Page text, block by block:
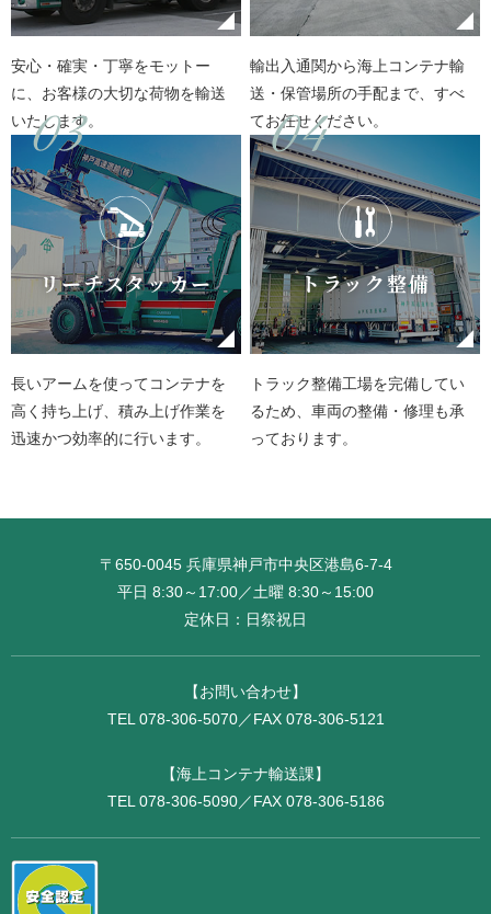
安心・確実・丁寧をモットー
に、お客様の大切な荷物を輸送
いたします。
輸出入通関から海上コンテナ輸
送・保管場所の手配まで、すべ
てお任せください。
リーチスタッカー
長いアームを使ってコンテナを
高く持ち上げ、積み上げ作業を
迅速かつ効率的に行います。
トラック整備
トラック整備工場を完備してい
るため、車両の整備・修理も承
っております。
〒650-0045 兵庫県神戸市中央区港島6-7-4
平日 8:30～17:00／土曜 8:30～15:00
定休日：日祭祝日
【お問い合わせ】
TEL 078-306-5070／FAX 078-306-5121
【海上コンテナ輸送課】
TEL 078-306-5090／FAX 078-306-5186